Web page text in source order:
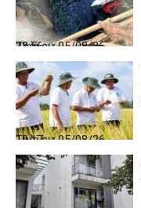
Thời sự
05/08/26, 23:56
Thời sự
05/08/26, 19:17